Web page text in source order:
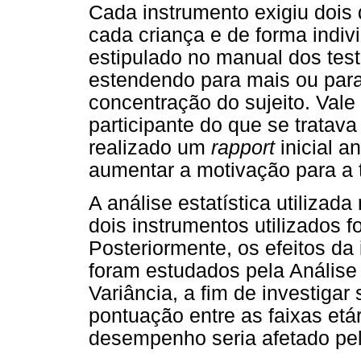
Cada instrumento exigiu
cada criança e de forma
estipulado no manual dos
estendendo para mais ou
concentração do sujeito.
participante do que se
realizado um rapportinicial
aumentar a motivação para a
A análise estatística utilizada
dois instrumentos utilizados
Posteriormente, os efeitos
foram estudados pela
Variância, a fim de investigar
pontuação entre as faixas
desempenho seria afetado